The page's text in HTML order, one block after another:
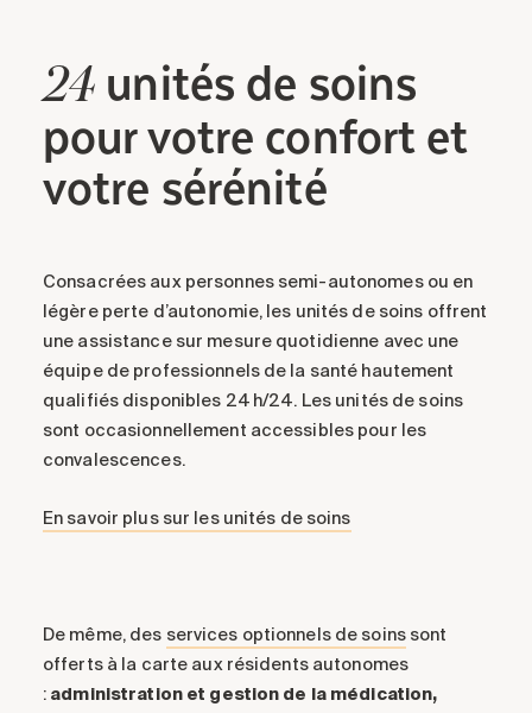
24 unitésde soins
pour votre confort et
votre sérénité
Consacrées aux personnes semi-autonomes ou en
légère perte d’autonomie, les unités de soins offrent
une assistance sur mesure quotidienne avec une
équipe de professionnels de la santé hautement
qualifiés disponibles 24 h/24. Les unités de soins
sont occasionnellement accessibles pour les
convalescences.
En savoir plus sur les unités de soins
De même, des services optionnels de soinssont
offerts à la carte aux résidents autonomes
: administration et gestion de la médication,